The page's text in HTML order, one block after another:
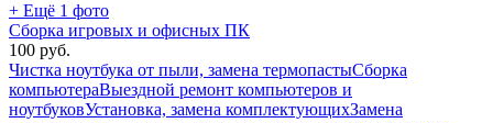
+ Ещё 1 фото
Сборка игровых и офисных ПК
100 руб.
Чистка ноутбука от пыли, замена термопастыСборка
компьютераВыездной ремонт компьютеров и
ноутбуковУстановка, замена комплектующихЗамена